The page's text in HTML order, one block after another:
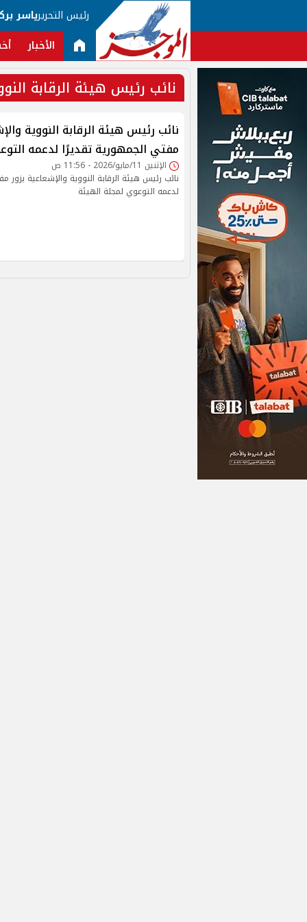
رئيس التحريرياسر
الأخبار
نائب رئيس هيئة الرقابة
نائب رئيس هيئة الرقابة النووية
مفتي الجمهورية تقديرًا لدعمه
الإثنين 11/مايو/2026 - 11:56 ص
نائب رئيس هيئة الرقابة النووية والإشعاعية يزور
لدعمه التوعوي لمجلة الهيئة